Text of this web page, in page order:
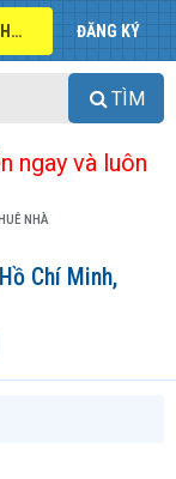
ĐĂNG NHẬP ĐĂNG KÝ
TÌM
ngay và luôn
NHÀ
Chí Minh,